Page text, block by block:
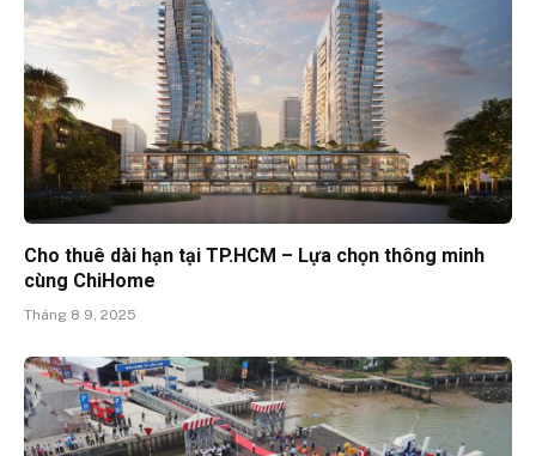
Cho thuê dài hạn tại TP.HCM – Lựa chọn thông minh
cùng ChiHome
Tháng 8 9, 2025